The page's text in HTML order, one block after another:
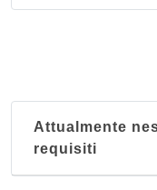
Attualmente
requisiti